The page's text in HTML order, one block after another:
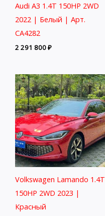
Audi A3 1.4T 150HP 2WD
2022 | Белый | Арт.
CA4282
2 291 800₽
Volkswagen Lamando 1.4T
150HP 2WD 2023 |
Красный